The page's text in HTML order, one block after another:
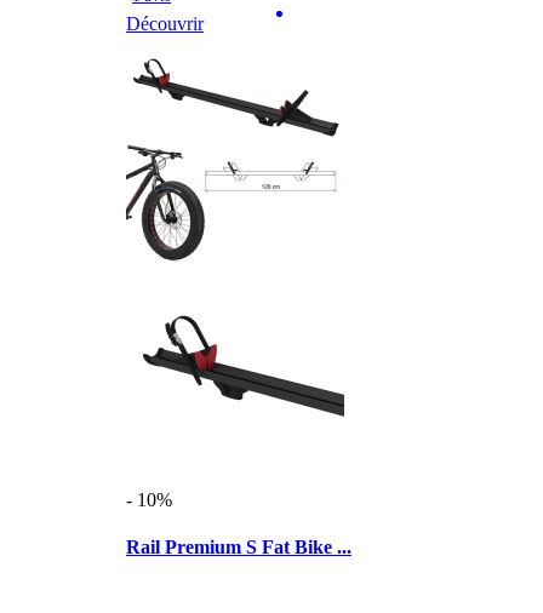
Découvrir
- 10%
Rail Premium S Fat Bike ...